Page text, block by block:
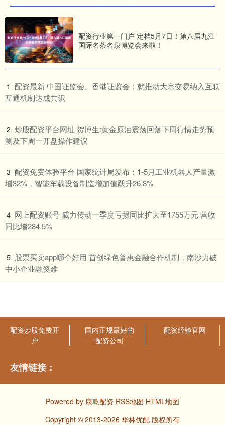
配资行业第一门户 定档5月7日！第八届九江
国际名茶名泉博览会来啦！
1 ​配资最新 中国证监会、香港证监会：就推动大宗交易纳入互联
互通机制达成共识
2 ​炒股配资平台网址 贺博生:黄金原油震荡回落下周行情走势预
测及下周一开盘操作建议
3 ​配资免费体验平台 国家统计局发布：1-5月工业机器人产量激
增32%，智能车载设备制造增加值跃升26.8%
4 ​网上配资账号 威力传动一季度亏损同比扩大至1755万元 营收
同比增284.5%
5 ​股票买卖app哪个好用 首创绿色普惠金融合作机制，南沙力破
中小企业融资难
配资炒股免费开
户
国内正规最好的
配资公司
配资经验官网
友情链接：
Powered by 康乾配资 RSS地图 HTML地图
Copyright © 2013-2026 华林优配 版权所有